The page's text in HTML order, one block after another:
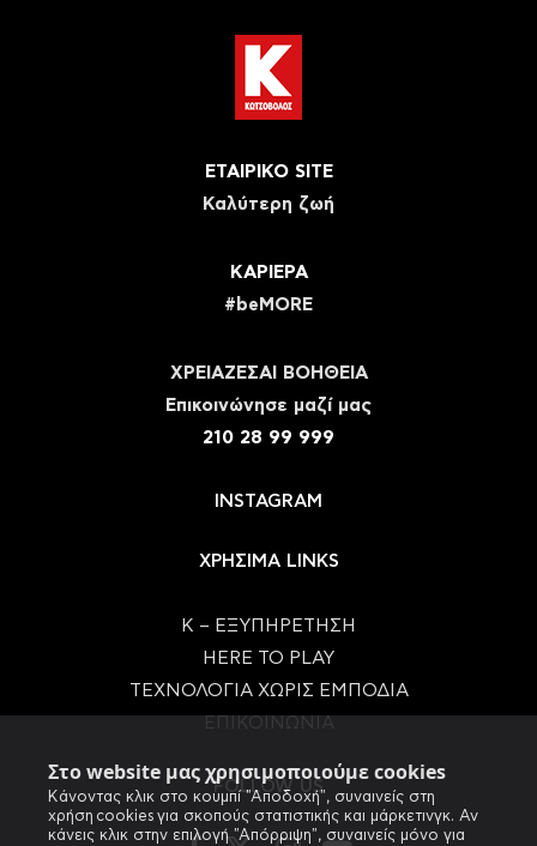
Στο website μας χρησιμοποιούμε cookies
Κάνοντας κλικ στο κουμπί "Αποδοχή", συναινείς στη
χρήση cookies για σκοπούς στατιστικής και μάρκετινγκ. Αν
κάνεις κλικ στην επιλογή "Απόρριψη", συναινείς μόνο για
ΕΤΑΙΡΙΚΟ SITE
Καλύτερη ζωή
ΚΑΡΙΕΡΑ
#beMORE
ΧΡΕΙΑΖΕΣΑΙ ΒΟΗΘΕΙΑ
Eπικοινώνησε μαζί μας
210 28 99 999
INSTAGRAM
ΧΡΗΣΙΜΑ LINKS
Κ – ΕΞΥΠΗΡΕΤΗΣΗ
HERE TO PLAY
ΤΕΧΝΟΛΟΓΙΑ ΧΩΡΙΣ ΕΜΠΟΔΙΑ
FOLLOW US